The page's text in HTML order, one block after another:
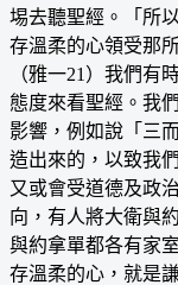
埸去聽聖經。「所
存溫柔的心領受那
（雅一21）我們有
態度來看聖經。我
影響，例如說「三
造出來的，以致我
又或會受道德及政
向，有人將大衛與
與約拿單都各有家
存溫柔的心，就是